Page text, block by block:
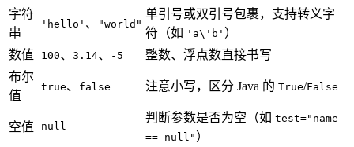
字符
串
'hello' 、 "world"
单引号或双引号包裹，支持转义字
符（如 'a\'b' ）
数值
100、 3.14、 -5
整数、浮点数直接书写
布尔
值
true、 false 注意小写，区分 Java 的 True/False
空值 null
判断参数是否为空（如 test="name
== null" ）